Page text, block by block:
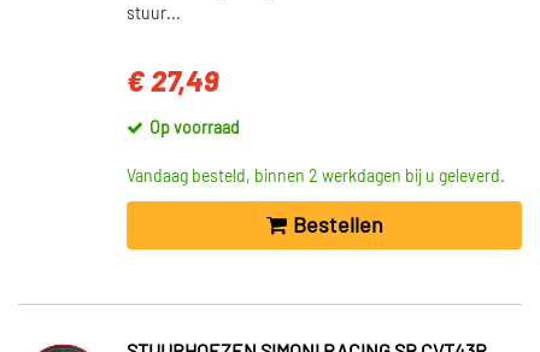
stuur...
€ 27,49
Op voorraad
Vandaag besteld, binnen 2 werkdagen bij u geleverd.
Bestellen